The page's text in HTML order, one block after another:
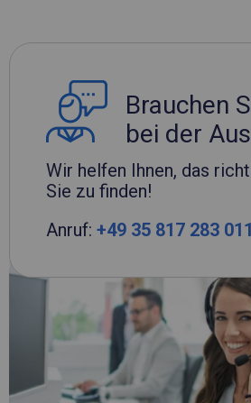
Brauchen
bei der
Wir helfen Ihnen, das
Sie zu finden!
Anruf: +49 35 817 283 011